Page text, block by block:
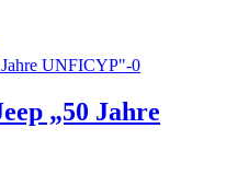
„50 Jahre